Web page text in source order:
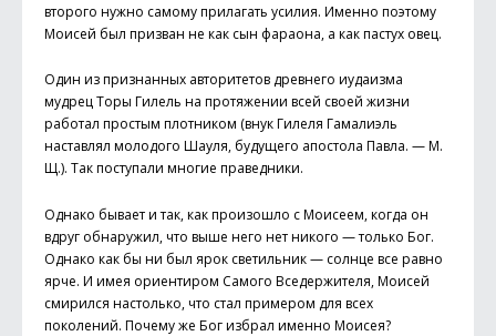
второго нужно самому прилагать усилия. Именно поэтому
Моисей был призван не как сын фараона, а как пастух овец.
Один из признанных авторитетов древнего иудаизма
мудрец Торы Гилель на протяжении всей своей жизни
работал простым плотником (внук Гилеля Гамалиэль
наставлял молодого Шауля, будущего апостола Павла. — М.
Щ.). Так поступали многие праведники.
Однако бывает и так, как произошло с Моисеем, когда он
вдруг обнаружил, что выше него нет никого — только Бог.
Однако как бы ни был ярок светильник — солнце все равно
ярче. И имея ориентиром Самого Вседержителя, Моисей
смирился настолько, что стал примером для всех
поколений. Почему же Бог избрал именно Моисея?